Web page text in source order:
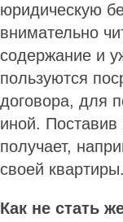
юридическую
внимательно
содержание и
пользуются
договора, для
иной. Поставив
получает,
своей квартиры.
Как не стать